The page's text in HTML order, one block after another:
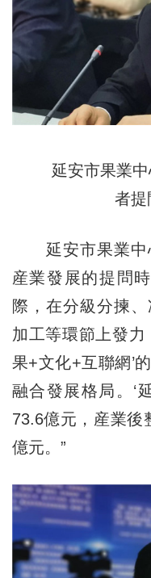
延安市果業中
者
延安市果業中
産業發展的提問
際，在分級分揀
加工等環節上發力
果+文化+互聯網’
融合發展格局。‘
73.6億元，産業後
億元。”